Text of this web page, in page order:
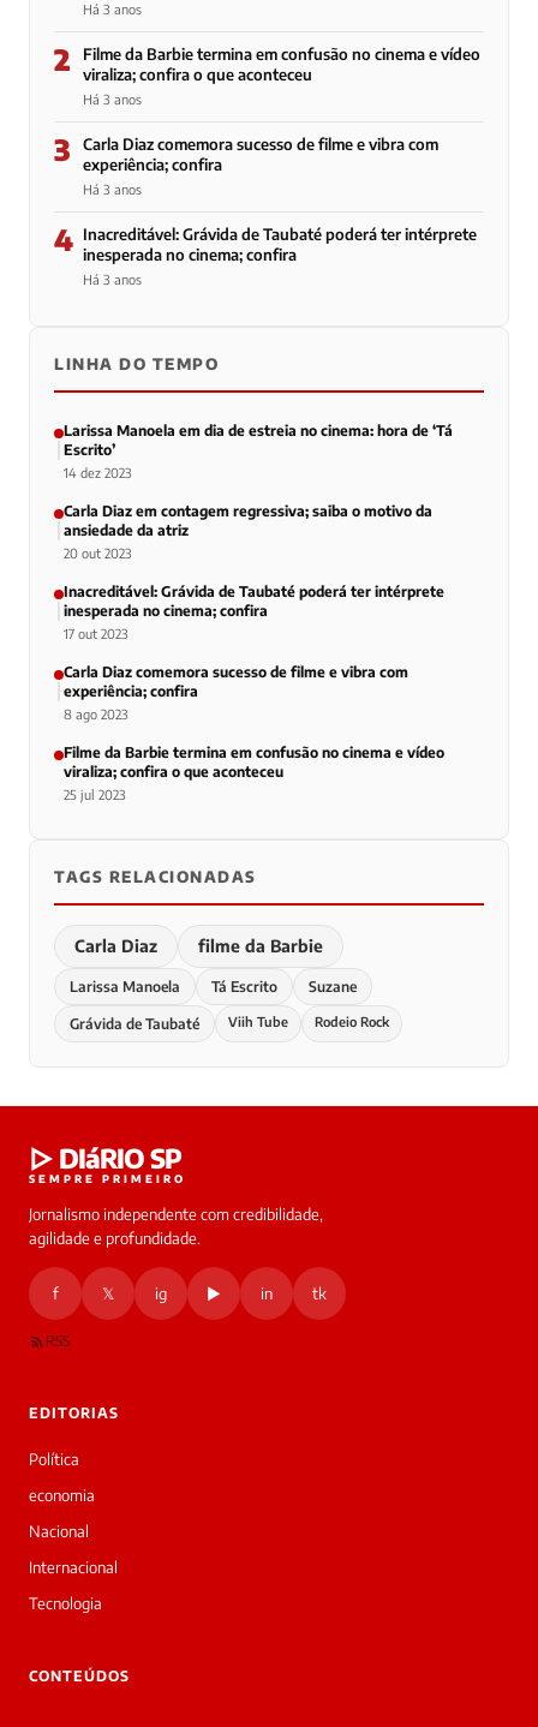
Há 3 anos
2
Filme da Barbie termina em confusão no cinema e vídeo
viraliza; confira o que aconteceu
Há 3 anos
3
Carla Diaz comemora sucesso de filme e vibra com
experiência; confira
Há 3 anos
4 Inacreditável: Grávida de Taubaté poderá ter intérprete
inesperada no cinema; confira
Há 3 anos
LINHA DO TEMPO
Larissa Manoela em dia de estreia no cinema: hora de ‘Tá
Escrito’
14 dez 2023
Carla Diaz em contagem regressiva; saiba o motivo da
ansiedade da atriz
20 out 2023
Inacreditável: Grávida de Taubaté poderá ter intérprete
inesperada no cinema; confira
17 out 2023
Carla Diaz comemora sucesso de filme e vibra com
experiência; confira
8 ago 2023
Filme da Barbie termina em confusão no cinema e vídeo
viraliza; confira o que aconteceu
25 jul 2023
TAGS RELACIONADAS
Carla Diaz filme da Barbie
Larissa Manoela Tá Escrito Suzane
Grávida de Taubaté Viih Tube Rodeio Rock
▷ DIáRIO SP
SEMPRE PRIMEIRO
Jornalismo independente com credibilidade,
agilidade e profundidade.
f 𝕏 ig ▶ in tk
RSS
EDITORIAS
Política
economia
Nacional
Internacional
Tecnologia
CONTEÚDOS